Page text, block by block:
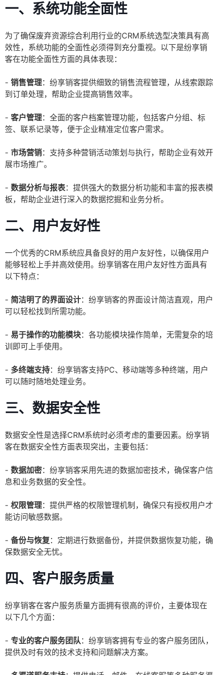
一、系统功能全面性
为了确保废弃资源综合利用行业的CRM系统选型决策具有高
效性，系统功能的全面性必须得到充分重视。以下是纷享销
客在功能全面性方面的具体表现：
- 销售管理：纷享销客提供细致的销售流程管理，从线索跟踪
到订单处理，帮助企业提高销售效率。
- 客户管理：全面的客户档案管理功能，包括客户分组、标
签、联系记录等，便于企业精准定位客户需求。
- 市场营销：支持多种营销活动策划与执行，帮助企业有效开
展市场推广。
- 数据分析与报表：提供强大的数据分析功能和丰富的报表模
板，帮助企业进行深入的数据挖掘和业务分析。
二、用户友好性
一个优秀的CRM系统应具备良好的用户友好性，以确保用户
能够轻松上手并高效使用。纷享销客在用户友好性方面具有
以下特点：
- 简洁明了的界面设计：纷享销客的界面设计简洁直观，用户
可以轻松找到所需功能。
- 易于操作的功能模块：各功能模块操作简单，无需复杂的培
训即可上手使用。
- 多终端支持：纷享销客支持PC、移动端等多种终端，用户
可以随时随地处理业务。
三、数据安全性
数据安全性是选择CRM系统时必须考虑的重要因素。纷享销
客在数据安全性方面表现突出，主要包括：
- 数据加密：纷享销客采用先进的数据加密技术，确保客户信
息和业务数据的安全性。
- 权限管理：提供严格的权限管理机制，确保只有授权用户才
能访问敏感数据。
- 备份与恢复 ：定期进行数据备份，并提供数据恢复功能，确
保数据安全无忧。
四、客户服务质量
纷享销客在客户服务质量方面拥有很高的评价，主要体现在
以下几个方面：
- 专业的客户服务团队：纷享销客拥有专业的客户服务团队，
提供及时有效的技术支持和问题解决方案。